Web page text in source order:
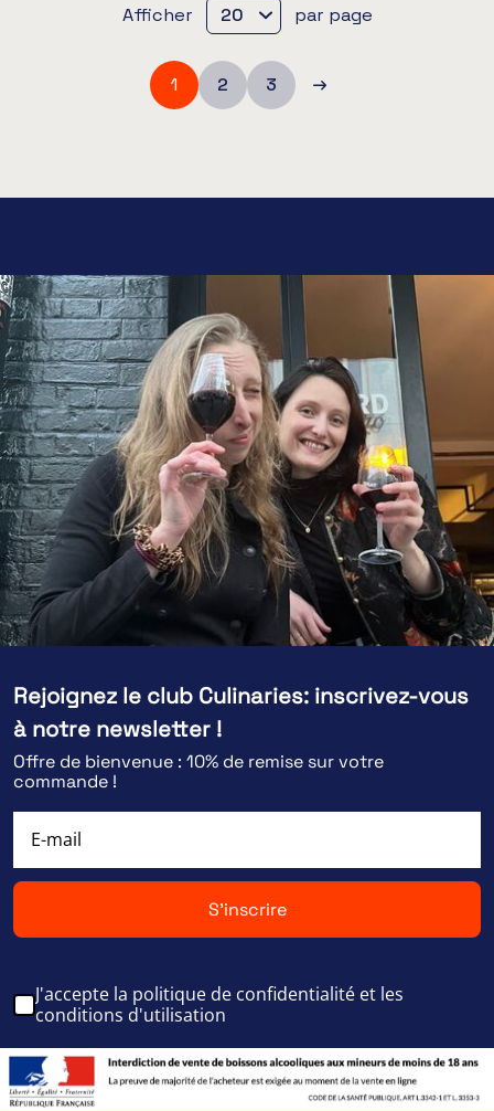
1 2 3
Afficher par page
Rejoignez le club Culinaries: inscrivez-vous
à notre newsletter !
Offre de bienvenue : 10% de remise sur votre
commande !
S'inscrire
J'accepte la politique de confidentialité et les
conditions d'utilisation